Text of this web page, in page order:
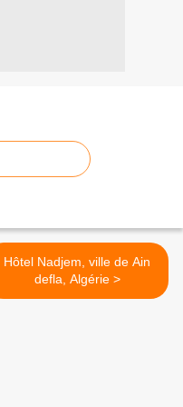
Hôtel Nadjem, ville de Ain
defla, Algérie >